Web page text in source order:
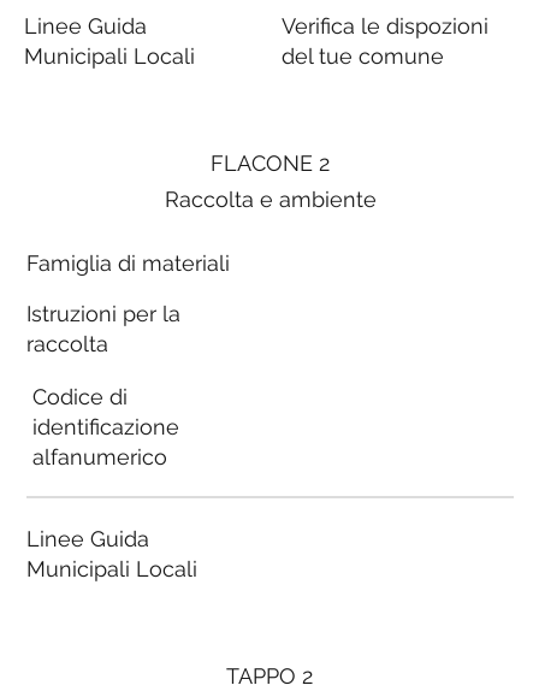
FLACONE 2
Raccolta e ambiente
Famiglia di materiali
Istruzioni per la
raccolta
Codice di
identificazione
alfanumerico
Linee Guida
Municipali Locali
Linee Guida
Municipali Locali
Verifica le dispozioni
del tue comune
TAPPO 2